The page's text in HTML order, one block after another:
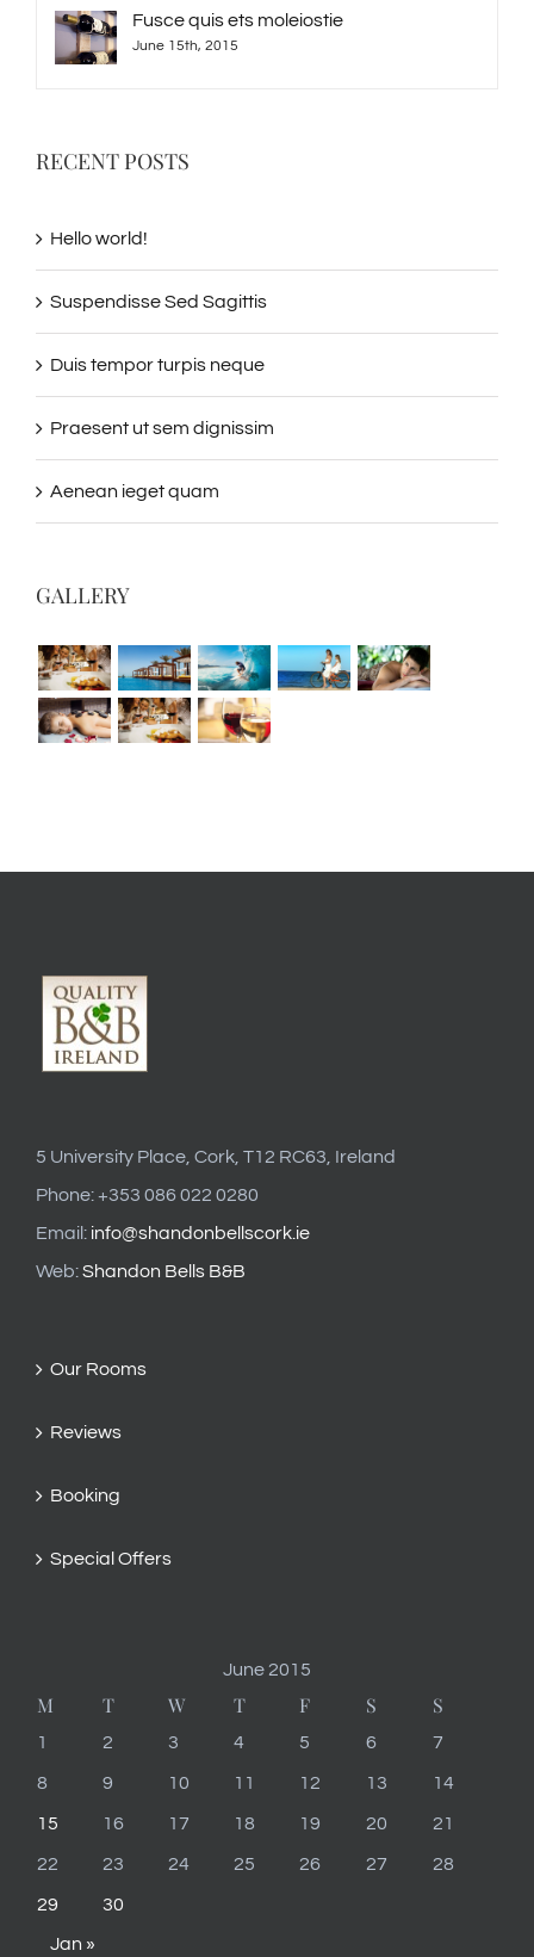
Fusce quis ets moleiostie
June 15th, 2015
RECENT POSTS
Hello world!
Suspendisse Sed Sagittis
Duis tempor turpis neque
Praesent ut sem dignissim
Aenean ieget quam
GALLERY
5 University Place, Cork, T12 RC63, Ireland
Phone: +353 086 022 0280
Email: info@shandonbellscork.ie
Web:Shandon Bells B&B
Our Rooms
Reviews
Booking
Special Offers
June 2015
M T W T F S S
1 2 3 4 5 6 7
8 9 10 11 12 13 14
15 16 17 18 19 20 21
22 23 24 25 26 27 28
29 30
Jan »